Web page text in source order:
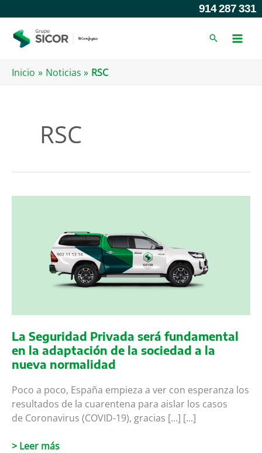
al
contenido
914 287 331
Inicio Noticias RSC
RSC
La Seguridad Privada será fundamental
en la adaptación de la sociedad a la
nueva normalidad
Poco a poco, España empieza a ver con esperanza los
resultados de la cuarentena para aislar los casos
de Coronavirus (COVID-19), gracias […] [...]
La
> Leer más